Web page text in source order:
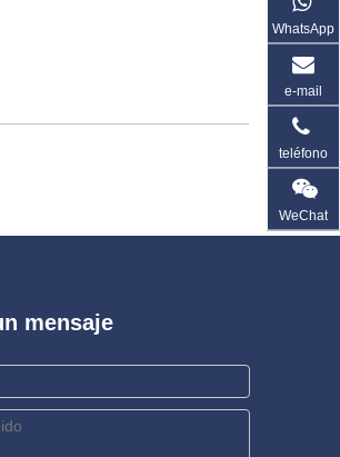
WhatsApp
e-mail
teléfono
WeChat
mensaje